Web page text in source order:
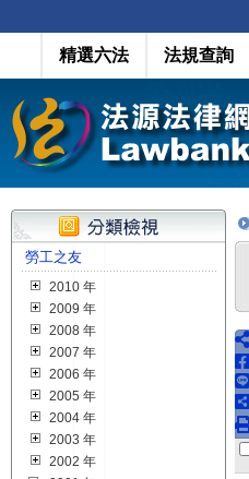
精選六法 法規查詢
勞工之友
2010 年
2009 年
2008 年
2007 年
2006 年
2005 年
2004 年
2003 年
2002 年